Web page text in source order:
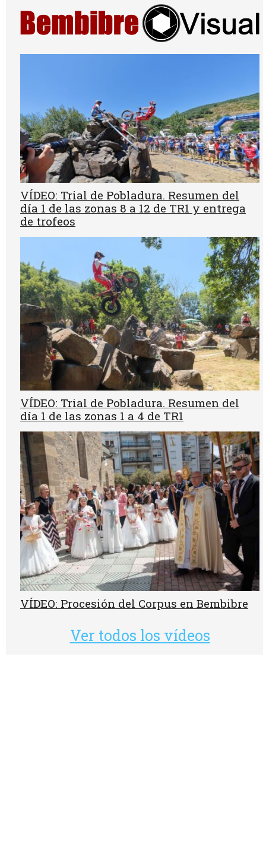
VÍDEO: Trial de Pobladura. Resumen del
día 1 de las zonas 8 a 12 de TR1 y entrega
de trofeos
VÍDEO: Trial de Pobladura. Resumen del
día 1 de las zonas 1 a 4 de TR1
VÍDEO: Procesión del Corpus en Bembibre
Ver todos los vídeos